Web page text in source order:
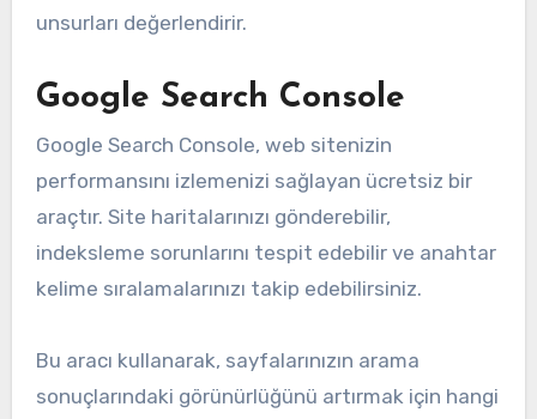
unsurları değerlendirir.
Google Search Console
Google Search Console, web sitenizin
performansını izlemenizi sağlayan ücretsiz bir
araçtır. Site haritalarınızı gönderebilir,
indeksleme sorunlarını tespit edebilir ve anahtar
kelime sıralamalarınızı takip edebilirsiniz.
Bu aracı kullanarak, sayfalarınızın arama
sonuçlarındaki görünürlüğünü artırmak için hangi